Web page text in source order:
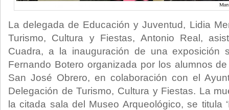
La delegada de Educación y Juventud, Lidia
Turismo, Cultura y Fiestas, Antonio Real,
Cuadra, a la inauguración de una exposición
Fernando Botero organizada por los alumnos
San José Obrero, en colaboración con el
Delegación de Turismo, Cultura y Fiestas. La
la citada sala del Museo Arqueológico, se titula